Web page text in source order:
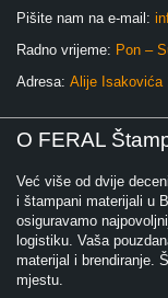
Pišite nam na e-mail:
Radno vrijeme: Pon –
Adresa: Alije Isakovića
O FERAL
Već više od dvije
i štampani materijali u
osiguravamo
logistiku. Vaša
materijal i brendiranje.
mjestu.